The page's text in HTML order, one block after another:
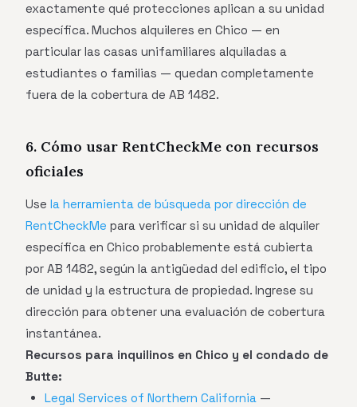
exactamente qué protecciones aplican a su unidad
específica. Muchos alquileres en Chico — en
particular las casas unifamiliares alquiladas a
estudiantes o familias — quedan completamente
fuera de la cobertura de AB 1482.
6. Cómo usar RentCheckMe con recursos
oficiales
Use la herramienta de búsqueda por dirección de
RentCheckMe para verificar si su unidad de alquiler
específica en Chico probablemente está cubierta
por AB 1482, según la antigüedad del edificio, el tipo
de unidad y la estructura de propiedad. Ingrese su
dirección para obtener una evaluación de cobertura
instantánea.
Recursos para inquilinos en Chico y el condado de
Butte:
Legal Services of Northern California —